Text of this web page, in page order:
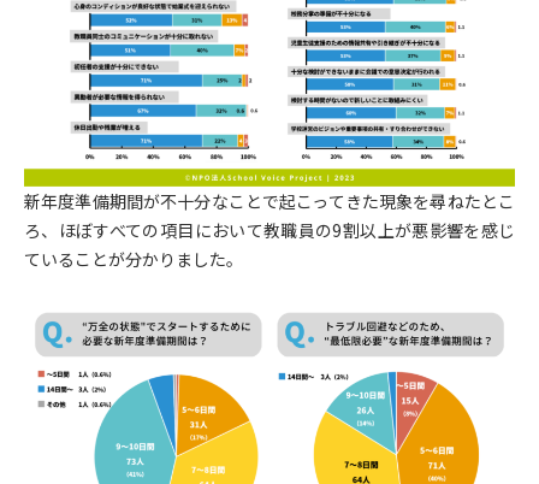
新年度準備期間が不十分なことで起こってきた現象を尋ねたとこ
ろ、ほぼすべての項目において教職員の9割以上が悪影響を感じ
ていることが分かりました。